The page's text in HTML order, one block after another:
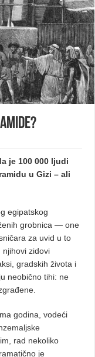
je 100 000 ljudi
u Gizi – ali
egipatskog
grobnica — one
za uvid u to
njihovi zidovi
gradskih života i
neobično tihi: ne
godina, vodeći
rad nekoliko
je